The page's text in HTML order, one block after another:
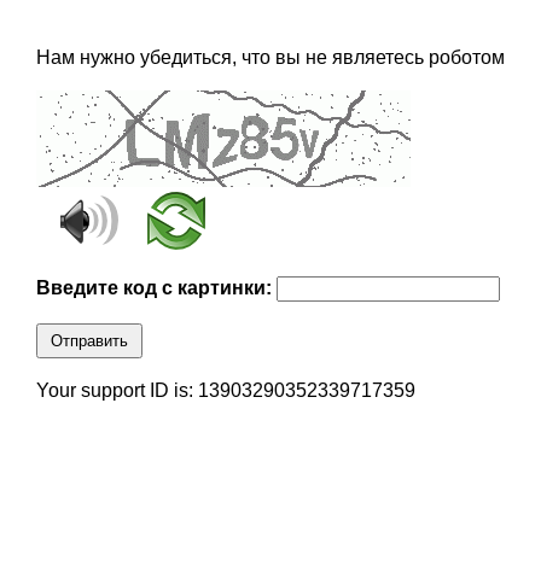
Нам нужно убедиться, что вы не являетесь роботом
Введите код с картинки:
Отправить
Your support ID is: 13903290352339717359